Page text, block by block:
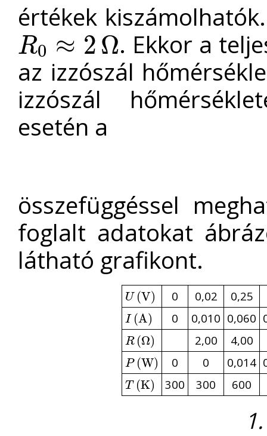
értékek
R0 ≈ 2 Ω
R0≈2Ω
. Ekkor a
az izzószál
izzószál
esetén a
összefüggéssel
foglalt adatokat
látható grafikont.
U (V)
U( V) 0 0,02 0,25
I (A)
I( A) 0 0,010 0,060
R (Ω)
R( Ω) 2,00 4,00
P (W)
P( W) 0 0 0,014
T (K)
T( K) 300 300 600